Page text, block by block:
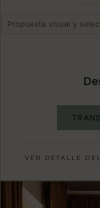
Propuesta visual y
VER DETALLE